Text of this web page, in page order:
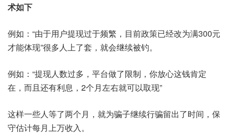
术如下
例如：“由于用户提现过于频繁，目前政策已经改为满300元
才能体现”很多人上了套，就会继续被钓。
例如：“提现人数过多，平台做了限制，你放心这钱肯定
在，而且还有利息，2个月左右就可以取现”
这样一些人等了两个月，就为骗子继续行骗留出了时间，保
守估计每月上万收入。